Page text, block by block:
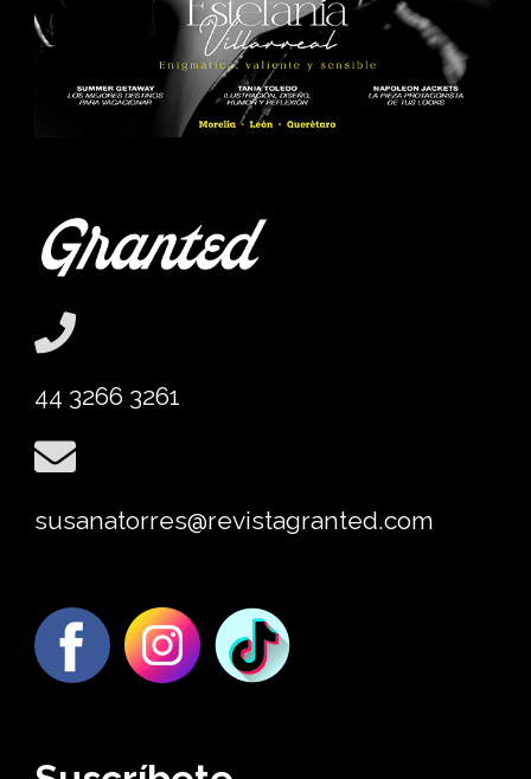
44 3266 3261
susanatorres@revistagranted.com